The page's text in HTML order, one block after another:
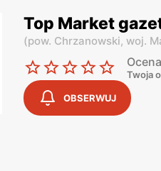
Top Market
(pow. Chrzanowski, woj.
Twoja
OBSERWUJ